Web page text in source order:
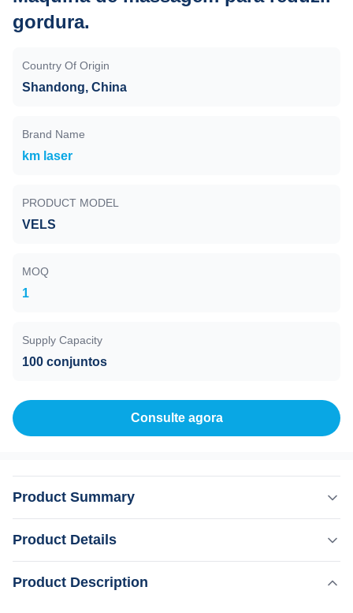
gordura.
Country Of Origin
Shandong, China
Brand Name
km laser
PRODUCT MODEL
VELS
MOQ
1
Supply Capacity
100 conjuntos
Consulte agora
Product Summary
gordura Aplicação Máquina de redução de gordura
Product Details
Product Description